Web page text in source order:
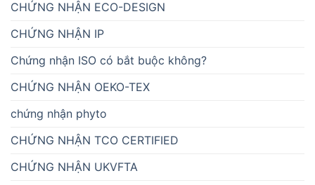
CHỨNG NHẬN ECO-DESIGN
CHỨNG NHẬN IP
Chứng nhận ISO có bắt buộc không?
CHỨNG NHẬN OEKO-TEX
chứng nhận phyto
CHỨNG NHẬN TCO CERTIFIED
CHỨNG NHẬN UKVFTA